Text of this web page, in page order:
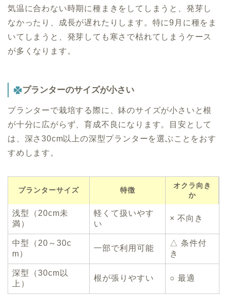
気温に合わない時期に種まきをしてしまうと、発芽し
なかったり、成長が遅れたりします。特に9月に種をま
いてしまうと、発芽しても寒さで枯れてしまうケース
が多くなります。
プランターのサイズが小さい
プランターで栽培する際に、鉢のサイズが小さいと根
が十分に広がらず、育成不良になります。目安として
は、深さ30cm以上の深型プランターを選ぶことをおす
すめします。
プランターサイズ 特徴
オクラ向き
か
浅型（20cm未
満）
軽くて扱いやす
い
× 不向き
中型（20～30c
m）
一部で利用可能
△ 条件付
き
深型（30cm以
上）
根が張りやすい ○ 最適